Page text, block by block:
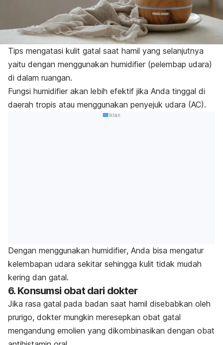
Tips mengatasi kulit gatal saat hamil yang selanjutnya
yaitu dengan menggunakan humidifier (pelembap udara)
di dalam ruangan.
Fungsi humidifier akan lebih efektif jika Anda tinggal di
daerah tropis atau menggunakan penyejuk udara (AC).
Iklan
Dengan menggunakan humidifier, Anda bisa mengatur
kelembapan udara sekitar sehingga kulit tidak mudah
kering dan gatal.
6. Konsumsi obat dari dokter
Jika rasa gatal pada badan saat hamil disebabkan oleh
prurigo, dokter mungkin meresepkan obat gatal
mengandung emolien yang dikombinasikan dengan obat